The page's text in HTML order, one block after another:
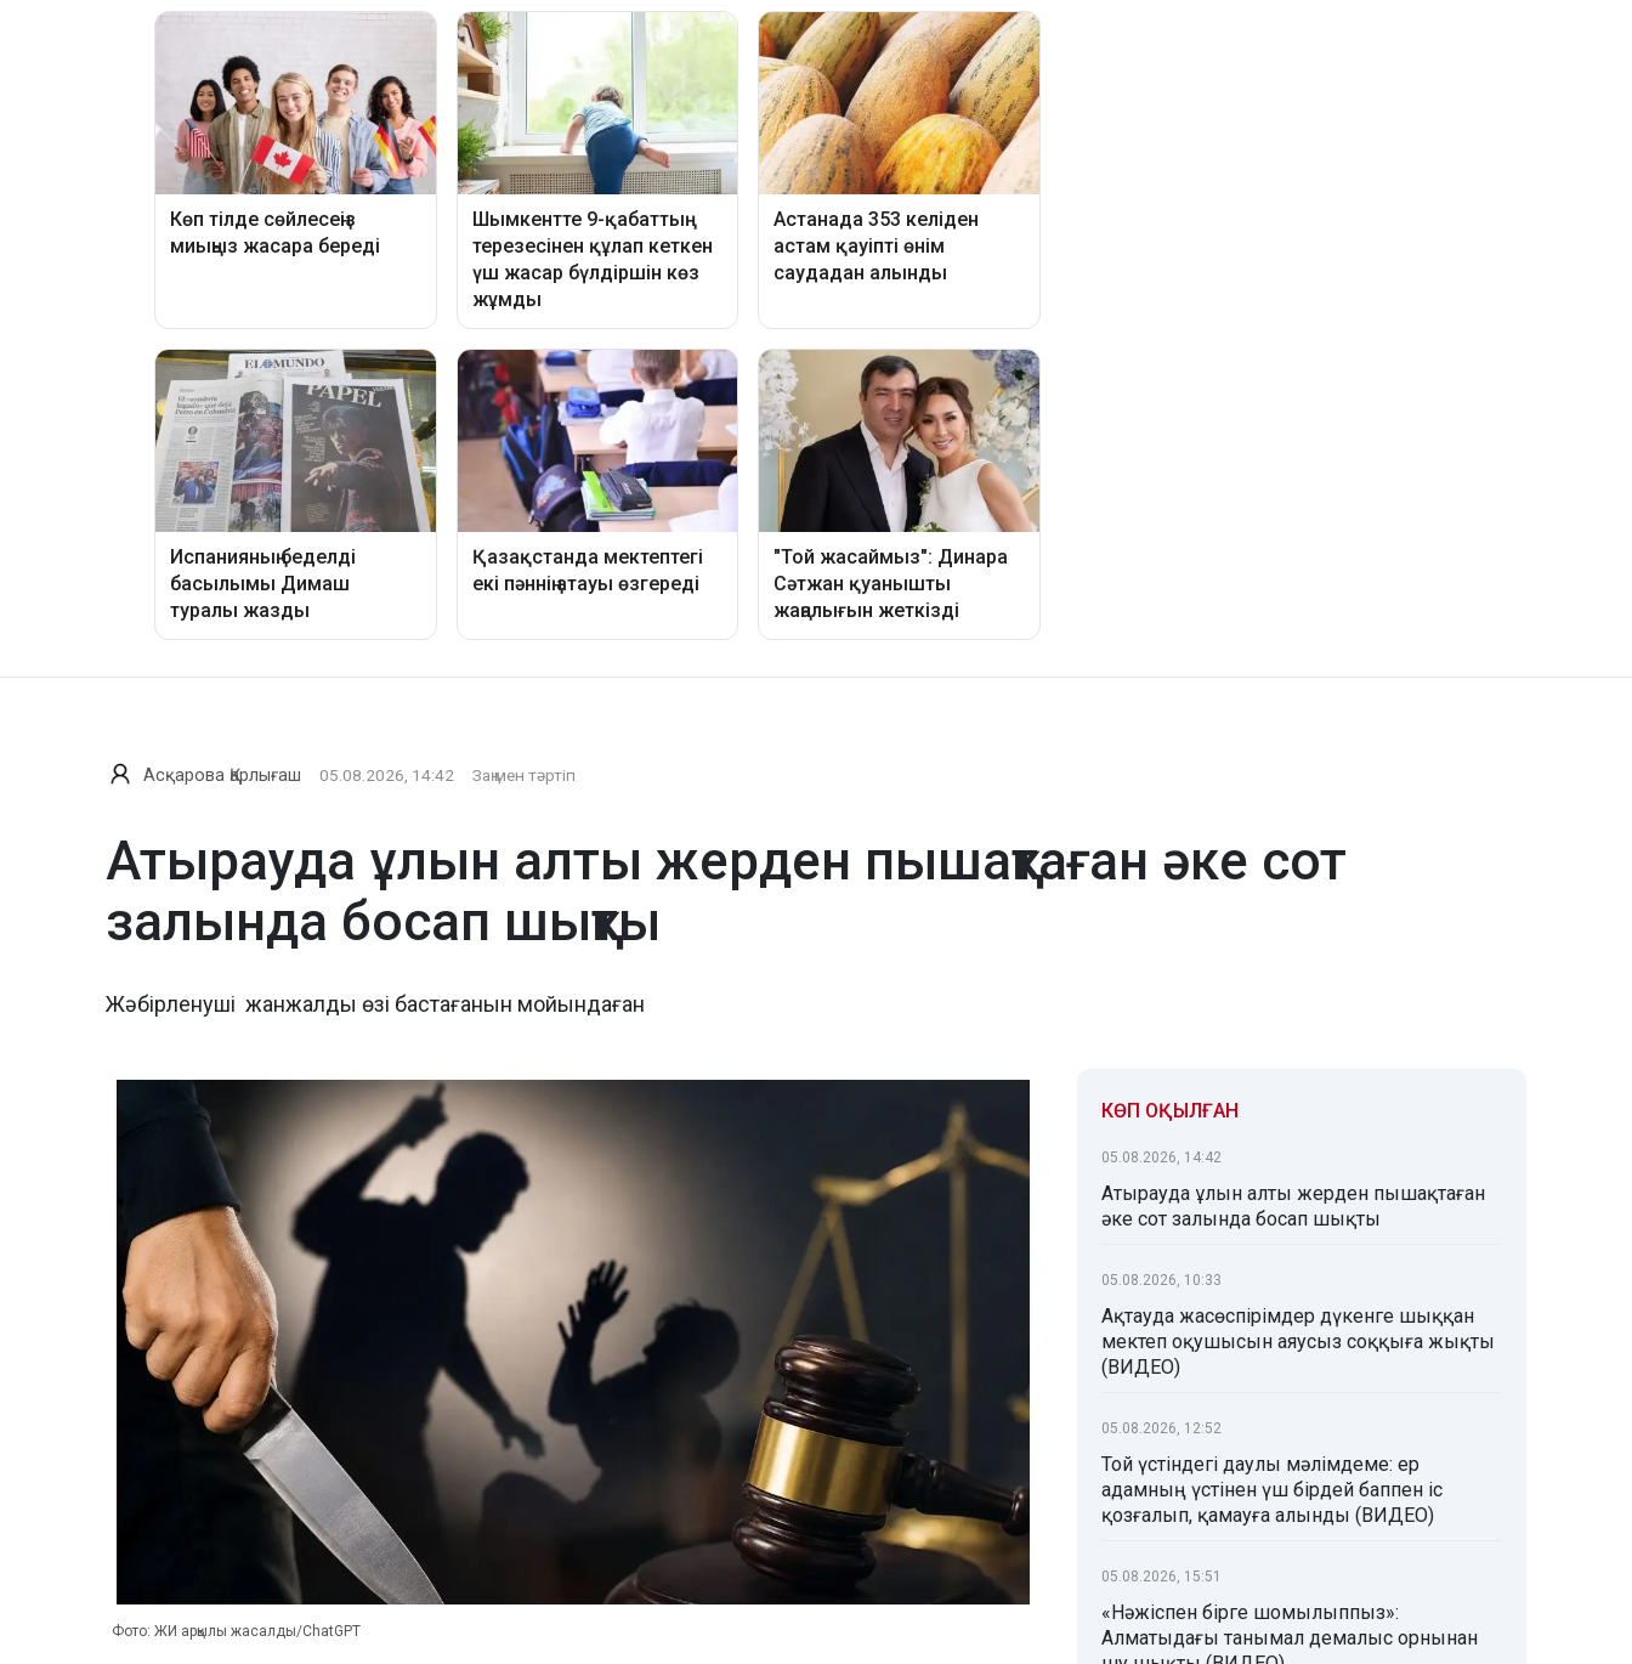
Асқарова Қарлығаш 05.08.2026, 14:42 Заң мен тәртіп
Атырауда ұлын алты жерден пышақтаған әке сот
залында босап шықты
Жәбірленуші жанжалды өзі бастағанын мойындаған
Фото: ЖИ арқылы жасалды/ChatGPT
КӨП ОҚЫЛҒАН
05.08.2026, 14:42
Атырауда ұлын алты жерден пышақтаған
әке сот залында босап шықты
05.08.2026, 10:33
Ақтауда жасөспірімдер дүкенге шыққан
мектеп оқушысын аяусыз соққыға жықты
(ВИДЕО)
05.08.2026, 12:52
Той үстіндегі даулы мәлімдеме: ер
адамның үстінен үш бірдей баппен іс
қозғалып, қамауға алынды (ВИДЕО)
05.08.2026, 15:51
«Нәжіспен бірге шомылыппыз»:
Алматыдағы танымал демалыс орнынан